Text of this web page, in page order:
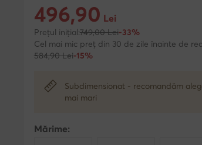
Prețul actual 496,90 Lei
496,90 Lei
Prețul inițial:749,00 Lei-33%
Cel mai mic preț din 30 de zile înainte de
584,90 Lei-15%
Subdimensionat - recomandăm
mai mari
Mărime: